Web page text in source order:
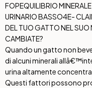
FOPEQUILIBRIO
URINARIO BASSO4E-
DEL TUO GATTO NEL SUO
CAMBIATE?
Quando un gatto non
di alcuni minerali
urina altamente
Questi fattori possono